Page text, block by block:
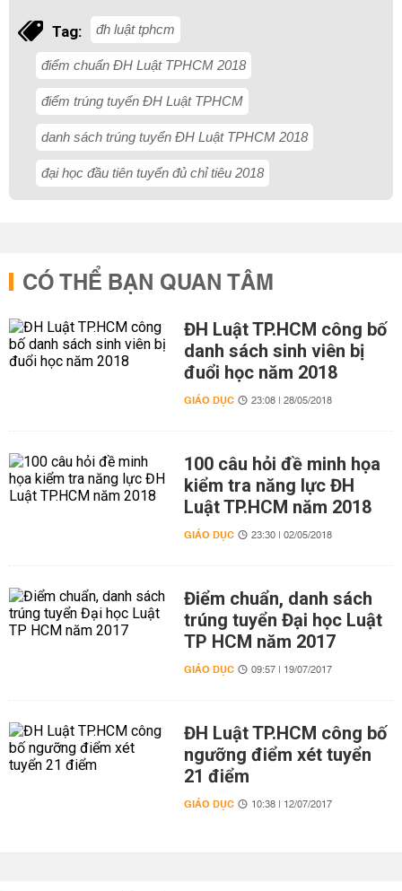
Tag: đh luật tphcm
điểm chuẩn ĐH Luật TPHCM 2018
điểm trúng tuyển ĐH Luật TPHCM
danh sách trúng tuyển ĐH Luật TPHCM 2018
đại học đầu tiên tuyển đủ chỉ tiêu 2018
CÓ THỂ BẠN QUAN TÂM
ĐH Luật TP.HCM công bố
danh sách sinh viên bị
đuổi học năm 2018
GIÁO DỤC 23:08 | 28/05/2018
100 câu hỏi đề minh họa
kiểm tra năng lực ĐH
Luật TP.HCM năm 2018
GIÁO DỤC 23:30 | 02/05/2018
Điểm chuẩn, danh sách
trúng tuyển Đại học Luật
TP HCM năm 2017
GIÁO DỤC 09:57 | 19/07/2017
ĐH Luật TP.HCM công bố
ngưỡng điểm xét tuyển
21 điểm
GIÁO DỤC 10:38 | 12/07/2017